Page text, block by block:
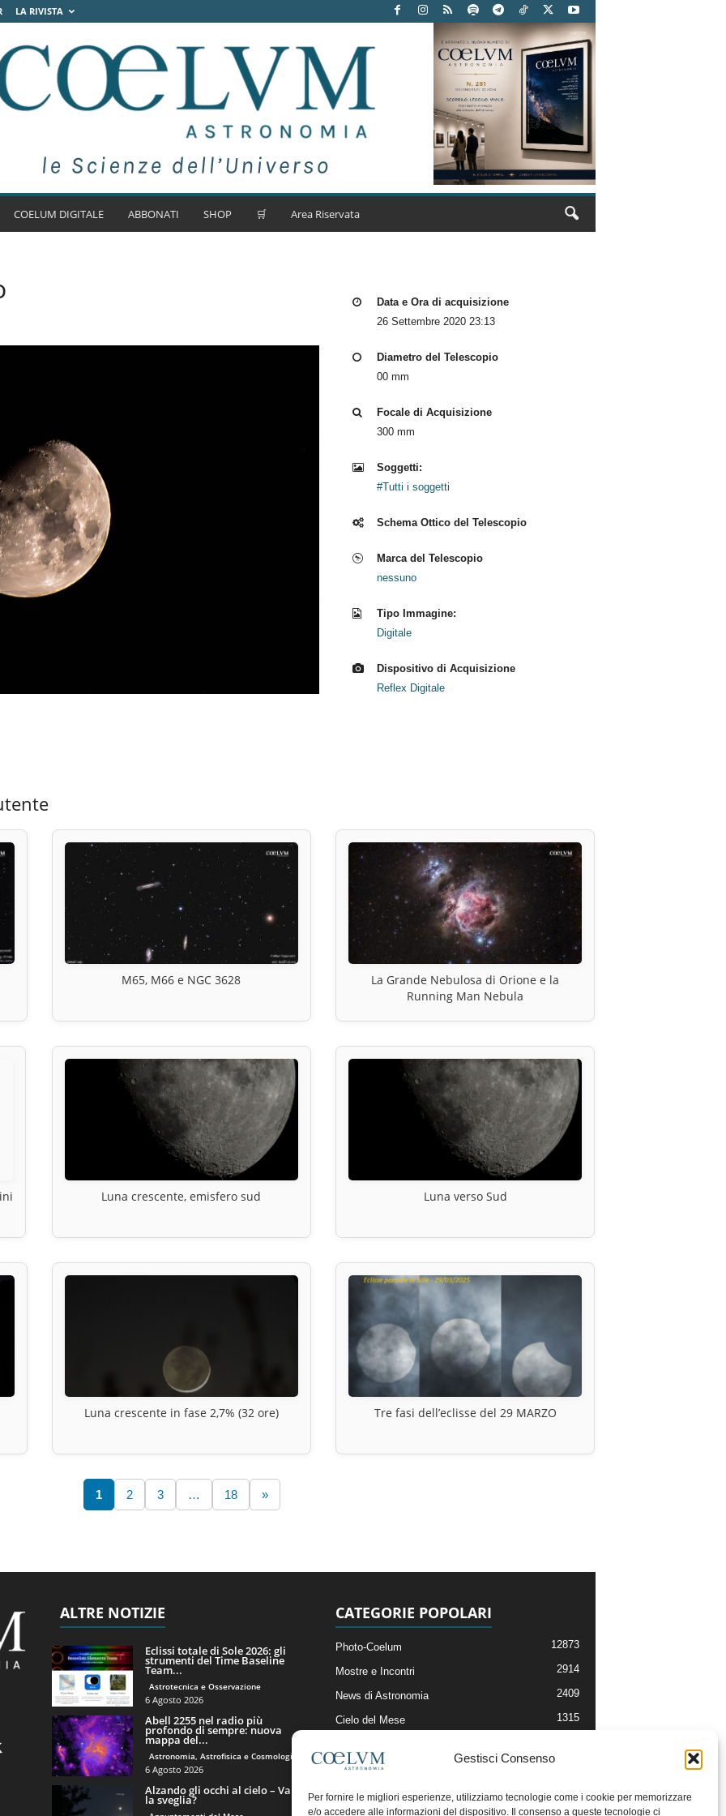
Gestisci Consenso
Per fornire le migliori esperienze, utilizziamo tecnologie come i cookie per memorizzare
e/o accedere alle informazioni del dispositivo. Il consenso a queste tecnologie ci
LA RIVISTA
COELUM DIGITALE ABBONATI SHOP 🛒 Area Riservata
Data e Ora di acquisizione
26 Settembre 2020 23:13
Diametro del Telescopio
00 mm
Focale di Acquisizione
300 mm
Soggetti:
#Tutti i soggetti
Schema Ottico del Telescopio
Marca del Telescopio
nessuno
Tipo Immagine:
Digitale
Dispositivo di Acquisizione
Reflex Digitale
M65, M66 e NGC 3628
La Grande Nebulosa di Orione e la
Running Man Nebula
Luna crescente, emisfero sud Luna verso Sud
Luna crescente in fase 2,7% (32 ore) Tre fasi dell’eclisse del 29 MARZO
1 2 3 … 18 »
ALTRE NOTIZIE
Eclissi totale di Sole 2026: gli
strumenti del Time Baseline
Team...
Astrotecnica e Osservazione
6 Agosto 2026
Abell 2255 nel radio più
profondo di sempre: nuova
mappa del...
Astronomia, Astrofisica e Cosmologia
6 Agosto 2026
Alzando gli occhi al cielo – Vale
la sveglia?
CATEGORIE POPOLARI
Photo-Coelum 12873
Mostre e Incontri 2914
News di Astronomia 2409
Cielo del Mese 1315
Articoli e Risorse On-Line
Il Blog della Redazione